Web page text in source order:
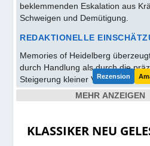
beklemmenden Eskalation aus
Schweigen und Demütigung.
REDAKTIONELLE
Memories of Heidelberg
durch Handlung als durch die
Steigerung kleiner Verletzungen.
trostlosen Anlage entstehen Witz,
und formale Konsequenz.
MEHR ANZEIGEN
KLASSIKER NEU